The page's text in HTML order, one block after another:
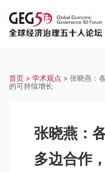
首页 > 学术观点 > 张晓燕：
的可持续增长
张晓燕：
多边合作